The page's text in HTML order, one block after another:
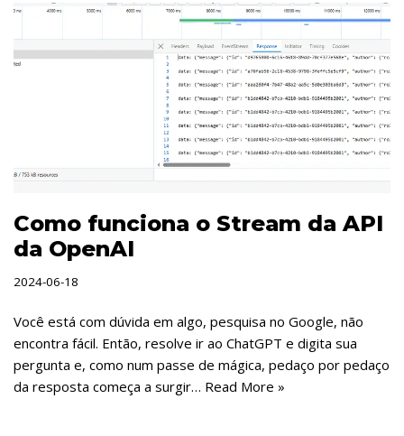
Como funciona o Stream da API
da OpenAI
2024-06-18
Você está com dúvida em algo, pesquisa no Google, não
encontra fácil. Então, resolve ir ao ChatGPT e digita sua
pergunta e, como num passe de mágica, pedaço por pedaço
da resposta começa a surgir… Read More »